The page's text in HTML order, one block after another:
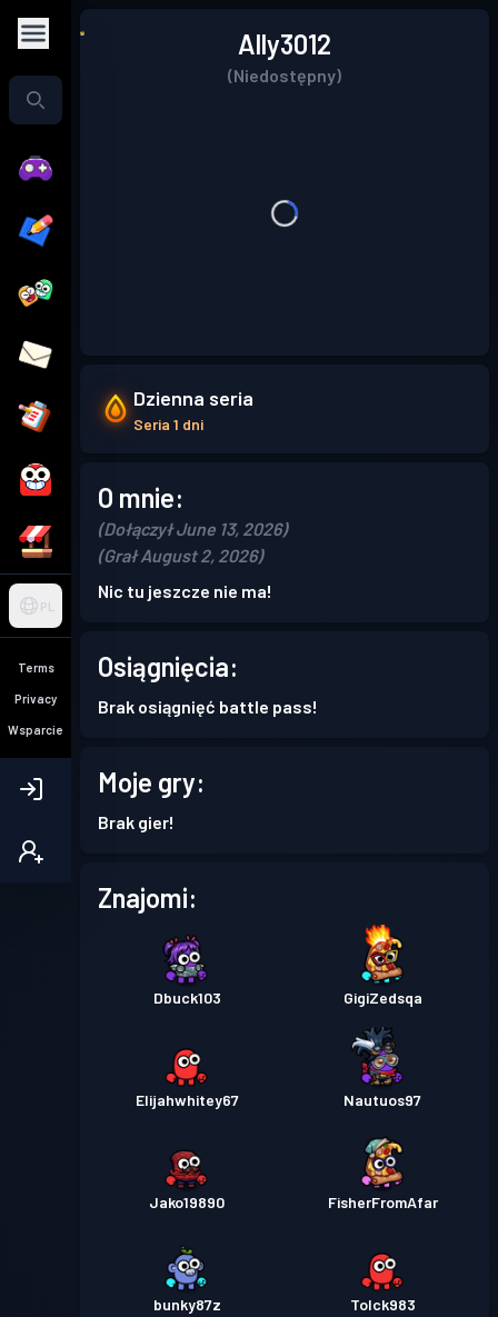
PL
Terms
Privacy
Wsparcie
Ally3012
(Niedostępny)
Dzienna seria
Seria 1 dni
O mnie:
(Dołączył June 13, 2026)
(Grał August 2, 2026)
Nic tu jeszcze nie ma!
Osiągnięcia:
Brak osiągnięć battle pass!
Moje gry:
Brak gier!
Znajomi:
Dbuck103 GigiZedsqa
Elijahwhitey67 Nautuos97
Jako19890 FisherFromAfar
bunky87z Tolck983